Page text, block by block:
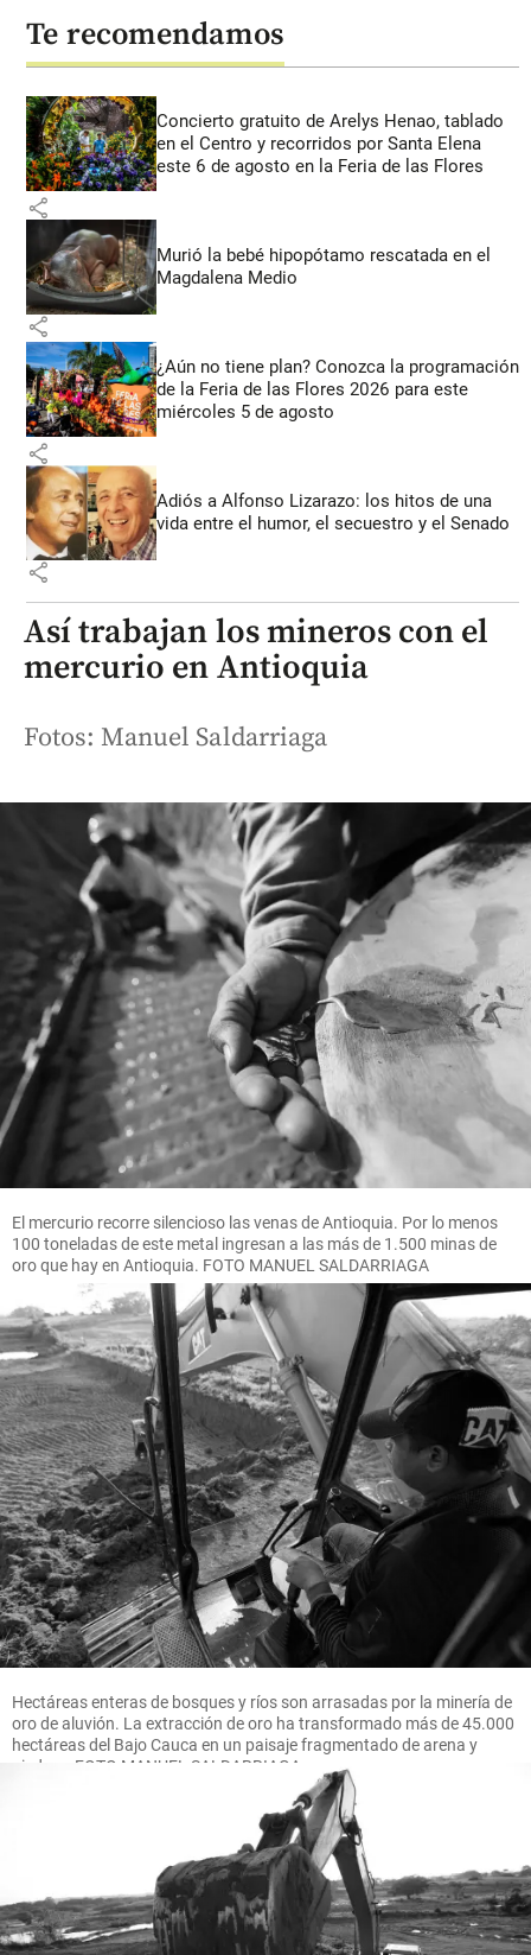
Te recomendamos
Concierto gratuito de Arelys Henao, tablado
en el Centro y recorridos por Santa Elena
este 6 de agosto en la Feria de las Flores
share
Murió la bebé hipopótamo rescatada en el
Magdalena Medio
share
¿Aún no tiene plan? Conozca la programación
de la Feria de las Flores 2026 para este
miércoles 5 de agosto
share
Adiós a Alfonso Lizarazo: los hitos de una
vida entre el humor, el secuestro y el Senado
share
Así trabajan los mineros con el
mercurio en Antioquia
Fotos: Manuel Saldarriaga
El mercurio recorre silencioso las venas de Antioquia. Por lo menos
100 toneladas de este metal ingresan a las más de 1.500 minas de
oro que hay en Antioquia. FOTO MANUEL SALDARRIAGA
Hectáreas enteras de bosques y ríos son arrasadas por la minería de
oro de aluvión. La extracción de oro ha transformado más de 45.000
hectáreas del Bajo Cauca en un paisaje fragmentado de arena y
piedras. FOTO MANUEL SALDARRIAGA